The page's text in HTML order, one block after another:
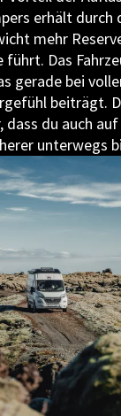
erhält durch
mehr
führt. Das
gerade bei
beiträgt.
du auch
unterwegs